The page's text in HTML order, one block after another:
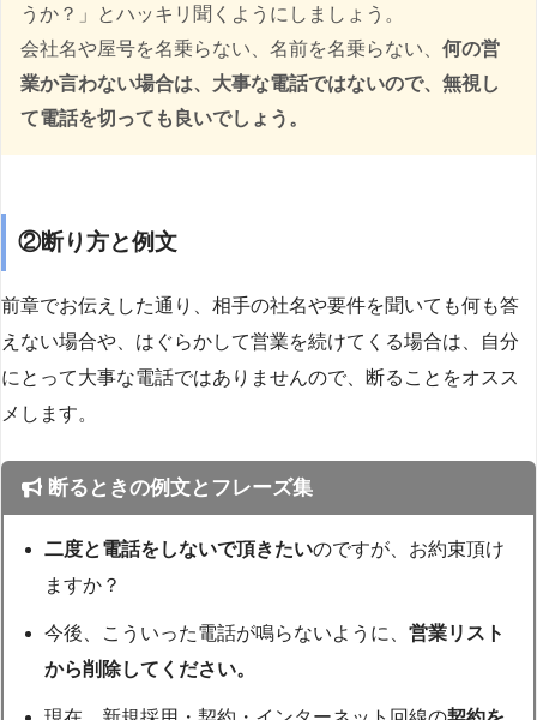
うか？」とハッキリ聞くようにしましょう。
会社名や屋号を名乗らない、名前を名乗らない、 何の営
業か言わない場合は、大事な電話ではないので、無視し
て電話を切っても良いでしょう。
②断り方と例文
前章でお伝えした通り、相手の社名や要件を聞いても何も答
えない場合や、はぐらかして営業を続けてくる場合は、自分
にとって大事な電話ではありませんので、断ることをオスス
メします。
断るときの例文とフレーズ集
二度と電話をしないで頂きたいのですが、お約束頂け
ますか？
今後、こういった電話が鳴らないように、営業リスト
から削除してください。